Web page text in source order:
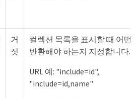
거
짓
컬렉션 목록을 표시할 때 어떤
반환해야 하는지 지정합니다.
URL 예: "include=id",
"include=id,name"